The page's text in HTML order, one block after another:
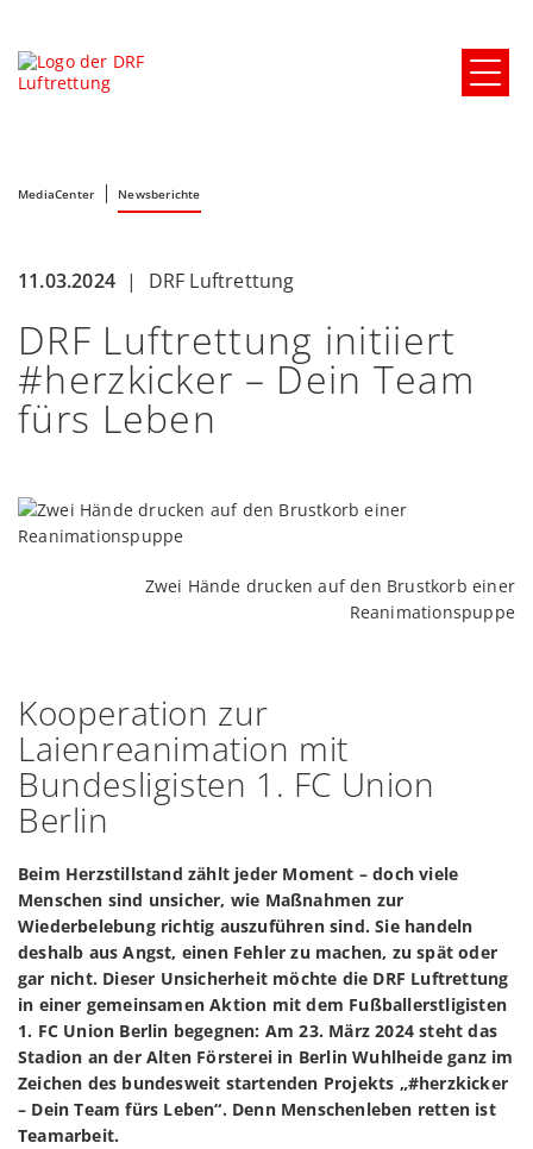
MediaCenter Newsberichte
11.03.2024 | DRF Luftrettung
DRF Luftrettung initiiert
#herzkicker – Dein Team
fürs Leben
Zwei Hände drucken auf den Brustkorb einer
Reanimationspuppe
Kooperation zur
Laienreanimation mit
Bundesligisten 1. FC Union
Berlin
Beim Herzstillstand zählt jeder Moment – doch viele
Menschen sind unsicher, wie Maßnahmen zur
Wiederbelebung richtig auszuführen sind. Sie handeln
deshalb aus Angst, einen Fehler zu machen, zu spät oder
gar nicht. Dieser Unsicherheit möchte die DRF Luftrettung
in einer gemeinsamen Aktion mit dem Fußballerstligisten
1. FC Union Berlin begegnen: Am 23. März 2024 steht das
Stadion an der Alten Försterei in Berlin Wuhlheide ganz im
Zeichen des bundesweit startenden Projekts „#herzkicker
– Dein Team fürs Leben“. Denn Menschenleben retten ist
Teamarbeit.